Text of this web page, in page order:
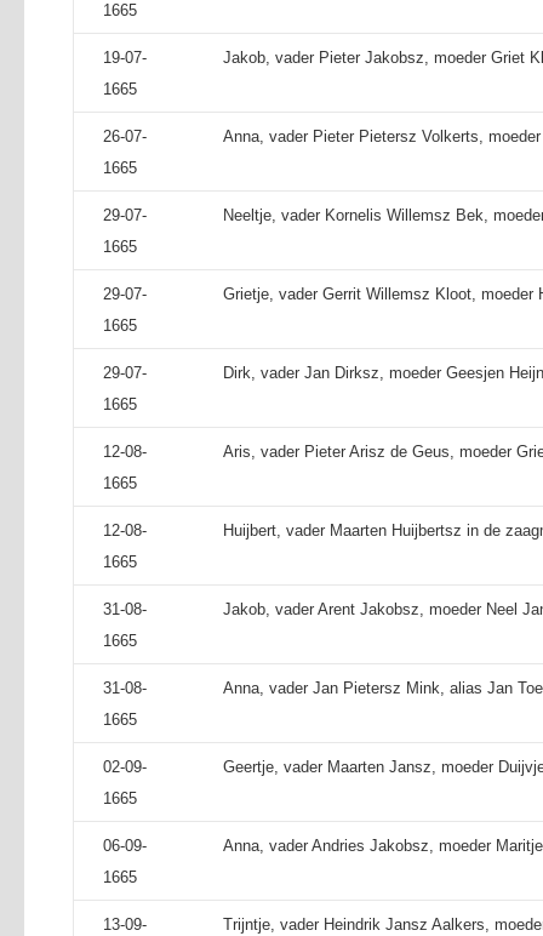
1665
19-07-
1665
Jakob, vader Pieter Jakobsz, moeder Griet
26-07-
1665
Anna, vader Pieter Pietersz Volkerts,
29-07-
1665
Neeltje, vader Kornelis Willemsz Bek,
29-07-
1665
Grietje, vader Gerrit Willemsz Kloot, moeder
29-07-
1665
Dirk, vader Jan Dirksz, moeder Geesjen
12-08-
1665
Aris, vader Pieter Arisz de Geus, moeder
12-08-
1665
Huijbert, vader Maarten Huijbertsz in de
31-08-
1665
Jakob, vader Arent Jakobsz, moeder Neel
31-08-
1665
Anna, vader Jan Pietersz Mink, alias Jan
02-09-
1665
Geertje, vader Maarten Jansz, moeder
06-09-
1665
Anna, vader Andries Jakobsz, moeder
13-09- Trijntje, vader Heindrik Jansz Aalkers,